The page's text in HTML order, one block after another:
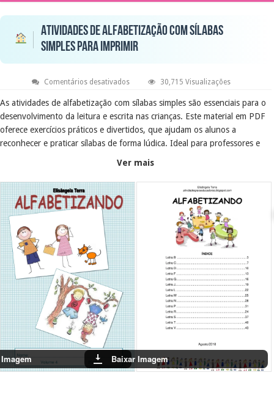
Atividades de alfabetização com sílabas
simples para imprimir
Comentários desativadosem
de
alfabetização
com
simples
para
30,715 Visualizações
As atividades de alfabetização com sílabas simples são essenciais para o
desenvolvimento da leitura e escrita nas crianças. Este material em PDF
oferece exercícios práticos e divertidos, que ajudam os alunos a
reconhecer e praticar sílabas de forma lúdica. Ideal para professores e
Objetivo Educacional
O objetivo deste material é facilitar o processo de alfabetização,
proporcionando atividades que estimulem o reconhecimento de sílabas
simples. Ao imprimir e utilizar essas atividades, educadores e
responsáveis podem criar um ambiente de aprendizado mais dinâmico e
eficaz.
Conclusão
Com as atividades de alfabetização em mãos, é possível tornar o
aprendizado mais interessante e acessível. Incentivar a prática com
sílabas simples ajuda as crianças a se tornarem leitores e escritores mais
confiantes, preparando-as para desafios futuros na educação.
Ver mais
Baixar Imagem Baixar